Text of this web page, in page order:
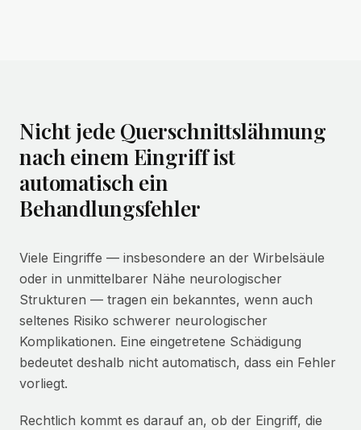
Nicht jede Querschnittslähmung
nach einem Eingriff ist
automatisch ein
Behandlungsfehler
Viele Eingriffe — insbesondere an der Wirbelsäule
oder in unmittelbarer Nähe neurologischer
Strukturen — tragen ein bekanntes, wenn auch
seltenes Risiko schwerer neurologischer
Komplikationen. Eine eingetretene Schädigung
bedeutet deshalb nicht automatisch, dass ein Fehler
vorliegt.
Rechtlich kommt es darauf an, ob der Eingriff, die